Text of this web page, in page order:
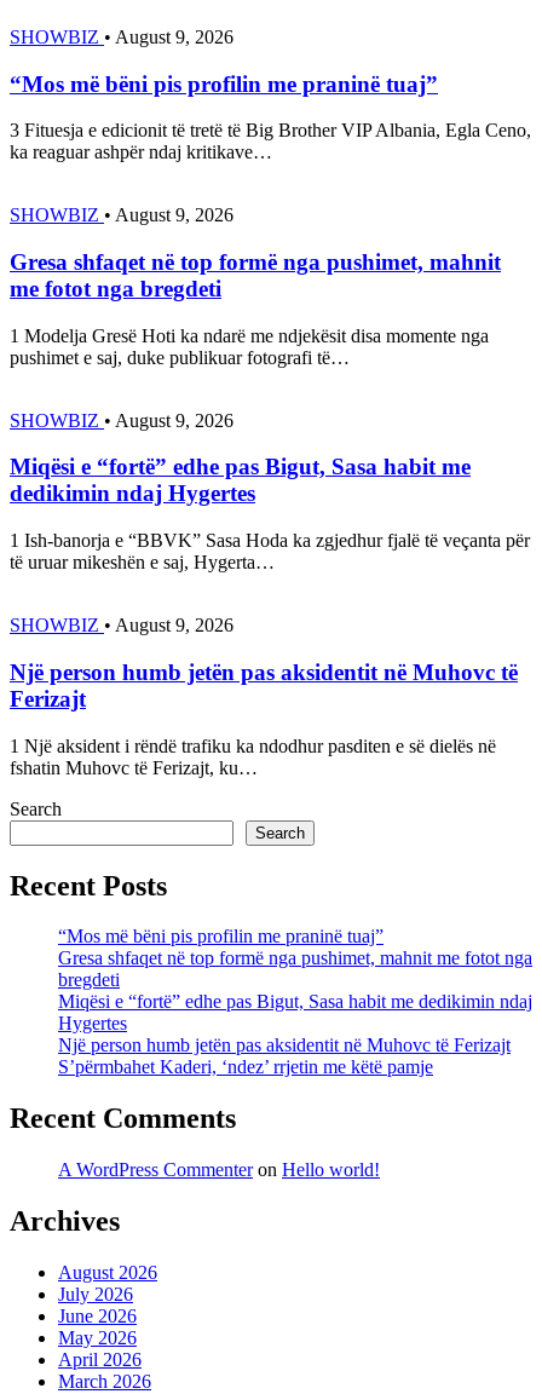
SHOWBIZ • August 9, 2026
“Mos më bëni pis profilin me praninë tuaj”
3 Fituesja e edicionit të tretë të Big Brother VIP Albania, Egla Ceno,
ka reaguar ashpër ndaj kritikave…
SHOWBIZ • August 9, 2026
Gresa shfaqet në top formë nga pushimet, mahnit
me fotot nga bregdeti
1 Modelja Gresë Hoti ka ndarë me ndjekësit disa momente nga
pushimet e saj, duke publikuar fotografi të…
SHOWBIZ • August 9, 2026
Miqësi e “fortë” edhe pas Bigut, Sasa habit me
dedikimin ndaj Hygertes
1 Ish-banorja e “BBVK” Sasa Hoda ka zgjedhur fjalë të veçanta për
të uruar mikeshën e saj, Hygerta…
SHOWBIZ • August 9, 2026
Një person humb jetën pas aksidentit në Muhovc të
Ferizajt
1 Një aksident i rëndë trafiku ka ndodhur pasditen e së dielës në
fshatin Muhovc të Ferizajt, ku…
Search
Search
Recent Posts
“Mos më bëni pis profilin me praninë tuaj”
Gresa shfaqet në top formë nga pushimet, mahnit me fotot nga
bregdeti
Miqësi e “fortë” edhe pas Bigut, Sasa habit me dedikimin ndaj
Hygertes
Një person humb jetën pas aksidentit në Muhovc të Ferizajt
S’përmbahet Kaderi, ‘ndez’ rrjetin me këtë pamje
Recent Comments
A WordPress Commenteron Hello world!
Archives
August 2026
July 2026
June 2026
May 2026
April 2026
March 2026